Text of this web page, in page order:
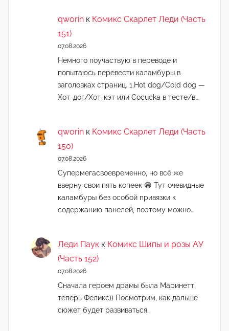
qworin к Комикс Скарлет Леди (Часть
151)
07.08.2026
Немного поучаствую в переводе и
попытаюсь перевести каламбуры в
заголовках страниц. 1.Hot dog/Cold dog —
Хот-дог/Хот-кэт или Cocucka в тесте/в…
qworin к Комикс Скарлет Леди (Часть
150)
07.08.2026
Супермегасвоевременно, но всё же
вверну свои пять копеек 😁 Тут очевидные
каламбуры без особой привязки к
содержанию панелей, поэтому можно…
Леди Паук к Комикс Шипы и розы АУ
(Часть 152)
07.08.2026
Сначала героем драмы была Маринетт,
теперь Феликс)) Посмотрим, как дальше
сюжет будет развиваться.